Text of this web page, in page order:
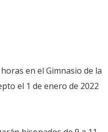
en el Gimnasio de la
el 1 de enero de 2022